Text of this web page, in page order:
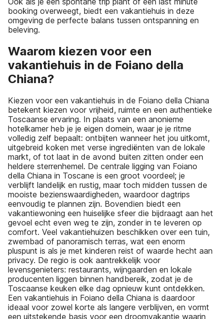
booking overweegt, biedt een vakantiehuis in deze
omgeving de perfecte balans tussen ontspanning en
beleving.
Waarom kiezen voor een
vakantiehuis in de Foiano della
Chiana?
Kiezen voor een vakantiehuis in de Foiano della Chiana
betekent kiezen voor vrijheid, ruimte en een authentieke
Toscaanse ervaring. In plaats van een anonieme
hotelkamer heb je je eigen domein, waar je je ritme
volledig zelf bepaalt: ontbijten wanneer het jou uitkomt,
uitgebreid koken met verse ingrediënten van de lokale
markt, of tot laat in de avond buiten zitten onder een
heldere sterrenhemel. De centrale ligging van Foiano
della Chiana in Toscane is een groot voordeel; je
verblijft landelijk en rustig, maar toch midden tussen de
mooiste bezienswaardigheden, waardoor dagtrips
eenvoudig te plannen zijn. Bovendien biedt een
vakantiewoning een huiselijke sfeer die bijdraagt aan het
gevoel echt even weg te zijn, zonder in te leveren op
comfort. Veel vakantiehuizen beschikken over een tuin,
zwembad of panoramisch terras, wat een enorm
pluspunt is als je met kinderen reist of waarde hecht aan
privacy. De regio is ook aantrekkelijk voor
levensgenieters: restaurants, wijngaarden en lokale
producenten liggen binnen handbereik, zodat je de
Toscaanse keuken elke dag opnieuw kunt ontdekken.
Een vakantiehuis in Foiano della Chiana is daardoor
ideaal voor zowel korte als langere verblijven, en vormt
een uitstekende basis voor een droomvakantie waarin